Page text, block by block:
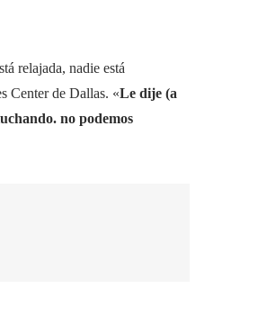
relajada, nadie está
Center de Dallas. «Le dije (a
no podemos